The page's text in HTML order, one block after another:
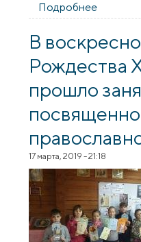
Подробнее
В
Рождества
прошло
17 марта, 2019 - 21:18